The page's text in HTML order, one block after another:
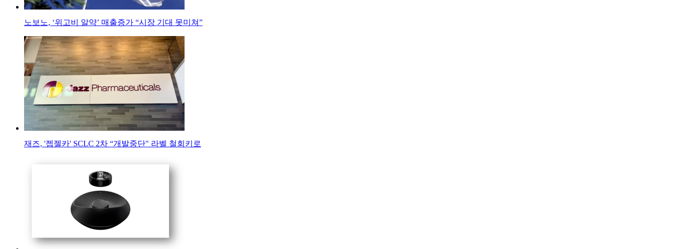
노보노, ‘위고비 알약’ 매출증가 “시장 기대 못미쳐”
재즈, '젭젤카' SCLC 2차 “개발중단" 라벨 철회키로